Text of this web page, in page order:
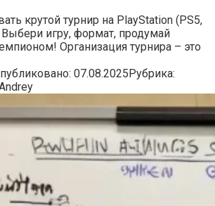
крутой турнир на PlayStation (PS5,
игру, формат, продумай
Организация турнира – это
07.08.2025Рубрика: